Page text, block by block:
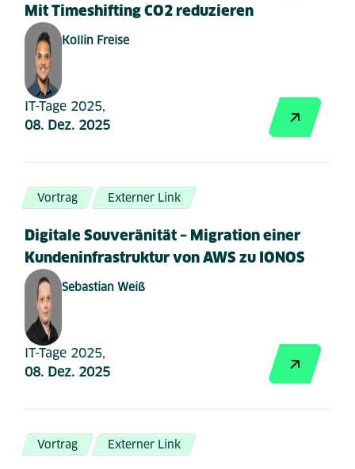
Mit Timeshifting CO2 reduzieren
Kollin Freise
IT-Tage 2025,
08. Dez. 2025
Vortrag Externer Link
Digitale Souveränität – Migration einer
Kundeninfrastruktur von AWS zu IONOS
Sebastian Weiß
IT-Tage 2025,
08. Dez. 2025
Vortrag Externer Link